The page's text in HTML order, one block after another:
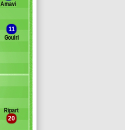
Amavi
11
Gouiri
20
Ripart